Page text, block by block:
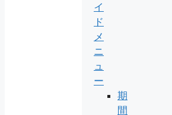
イ
ド
メ
ニ
ュ
ー
期
間